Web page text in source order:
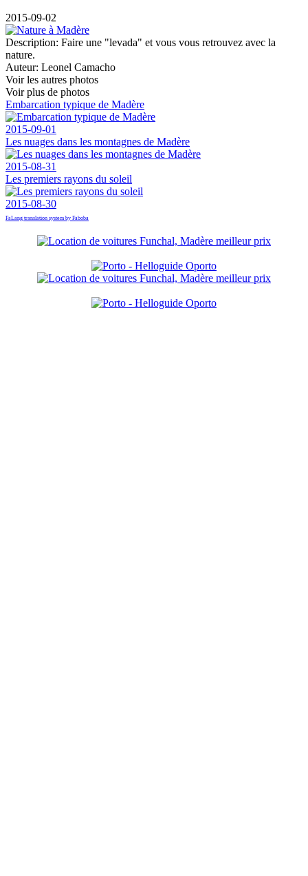
2015-09-02
Description: Faire une "levada" et vous vous retrouvez avec la
nature.
Auteur: Leonel Camacho
Voir les autres photos
Voir plus de photos
Embarcation typique de Madère
2015-09-01
Les nuages dans les montagnes de Madère
2015-08-31
Les premiers rayons du soleil
2015-08-30
FaLang translation system by Faboba